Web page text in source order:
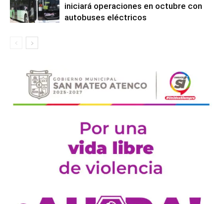
iniciará operaciones en octubre con
autobuses eléctricos